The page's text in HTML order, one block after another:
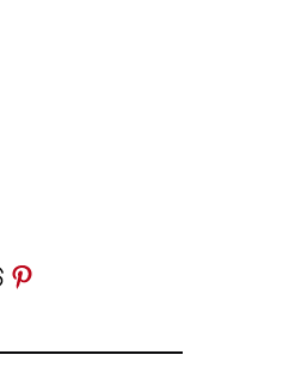
on Threads
Share on Pinterest